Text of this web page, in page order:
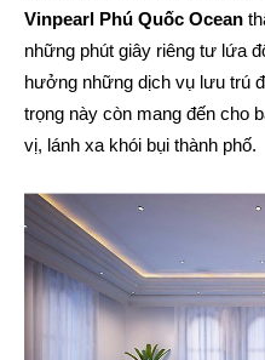
Vinpearl Phú Quốc Ocean
những phút giây riêng tư lứa
hưởng những dịch vụ lưu trú
trọng này còn mang đến cho
vị, lánh xa khói bụi thành phố.